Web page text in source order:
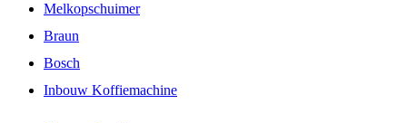
Melkopschuimer
Braun
Bosch
Inbouw Koffiemachine